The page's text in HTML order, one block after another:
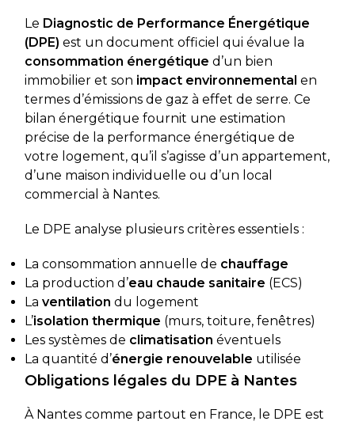
Le Diagnostic de Performance Énergétique
(DPE) est un document officiel qui évalue la
consommation énergétique d’un bien
immobilier et son impact environnemental en
termes d’émissions de gaz à effet de serre. Ce
bilan énergétique fournit une estimation
précise de la performance énergétique de
votre logement, qu’il s’agisse d’un appartement,
d’une maison individuelle ou d’un local
commercial à Nantes.
Le DPE analyse plusieurs critères essentiels :
La consommation annuelle de chauffage
La production d’eau chaude sanitaire (ECS)
La ventilation du logement
L’isolation thermique (murs, toiture, fenêtres)
Les systèmes de climatisation éventuels
La quantité d’énergie renouvelable utilisée
Obligations légales du DPE à Nantes
À Nantes comme partout en France, le DPE est